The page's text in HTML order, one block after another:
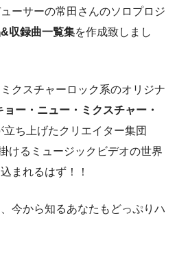
ーサーの常田さんのソロプロジ
収録曲一覧集を作成致しまし
クスチャーロック系のオリジナ
ョー・ニュー・ミクスチャー・
ち上げたクリエイター集団
けるミュージックビデオの世界
まれるはず！！
今から知るあなたもどっぷりハ